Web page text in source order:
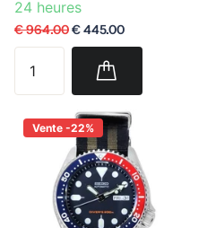
24 heures
€ 964.00€ 445.00
Vente -22%